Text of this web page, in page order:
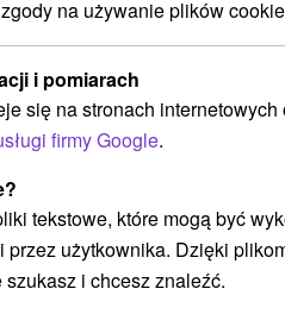
POKOJU
S výnimkou 8
izieb.
POZWOLENIE NA
DOMOWE
ZWIERZĘTA
REZERWACJA
I
WYBÓR
OFERTY
na używanie plików
i pomiarach
się na stronach
firmy Google.
tekstowe, które mogą być
przez użytkownika. Dzięki
i chcesz znaleźć.